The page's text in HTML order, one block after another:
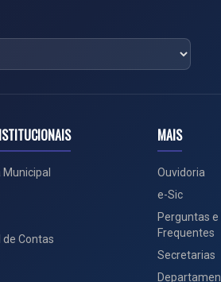
de Contas
MAIS
Ouvidoria
e-Sic
Perguntas
Frequentes
Secretarias